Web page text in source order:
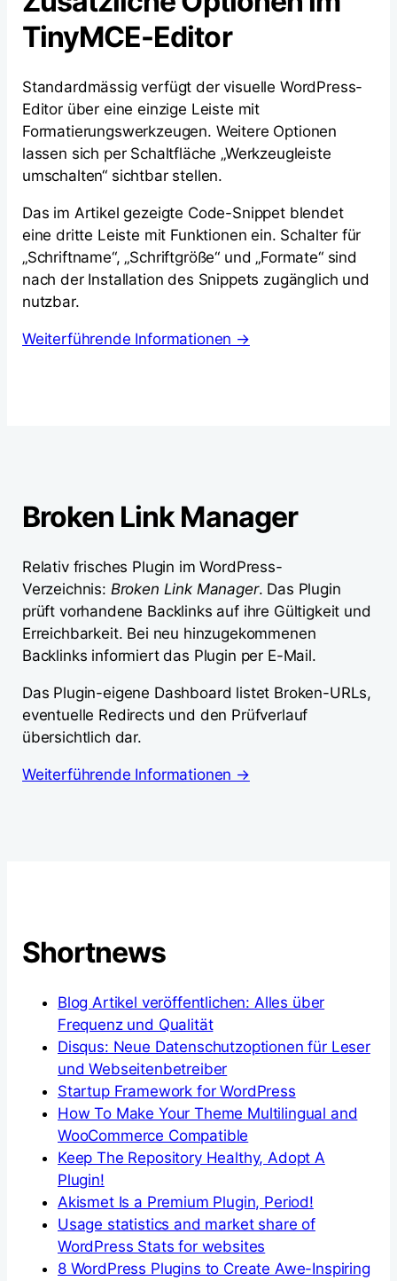
TinyMCE-Editor
Standardmässig verfügt der visuelle WordPress-
Editor über eine einzige Leiste mit
Formatierungswerkzeugen. Weitere Optionen
lassen sich per Schaltfläche „Werkzeugleiste
umschalten“ sichtbar stellen.
Das im Artikel gezeigte Code-Snippet blendet
eine dritte Leiste mit Funktionen ein. Schalter für
„Schriftname“, „Schriftgröße“ und „Formate“ sind
nach der Installation des Snippets zugänglich und
nutzbar.
Weiterführende Informationen →
Broken Link Manager
Relativ frisches Plugin im WordPress-
Verzeichnis: Broken Link Manager. Das Plugin
prüft vorhandene Backlinks auf ihre Gültigkeit und
Erreichbarkeit. Bei neu hinzugekommenen
Backlinks informiert das Plugin per E-Mail.
Das Plugin-eigene Dashboard listet Broken-URLs,
eventuelle Redirects und den Prüfverlauf
übersichtlich dar.
Weiterführende Informationen →
Shortnews
Blog Artikel veröffentlichen: Alles über
Frequenz und Qualität
Disqus: Neue Datenschutzoptionen für Leser
und Webseitenbetreiber
Startup Framework for WordPress
How To Make Your Theme Multilingual and
WooCommerce Compatible
Keep The Repository Healthy, Adopt A
Plugin!
Akismet Is a Premium Plugin, Period!
Usage statistics and market share of
WordPress Stats for websites
8 WordPress Plugins to Create Awe-Inspiring